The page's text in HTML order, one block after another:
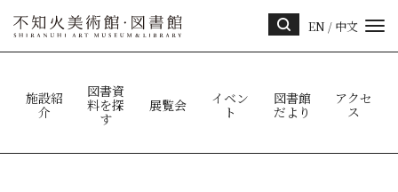
ト内
EN / 中文
施設紹
介
図書資
料を探
す
展覧会
イベン
ト
図書館
だより
アクセ
ス